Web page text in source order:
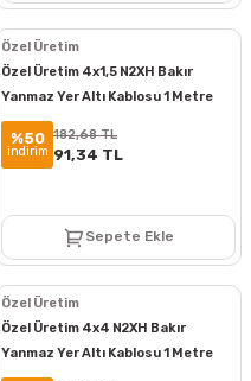
Özel Üretim
Özel Üretim 4x1,5 N2XH Bakır
Yanmaz Yer Altı Kablosu 1 Metre
%50
indirim
182,68 TL
91,34 TL
Sepete Ekle
Özel Üretim
Özel Üretim 4x4 N2XH Bakır
Yanmaz Yer Altı Kablosu 1 Metre